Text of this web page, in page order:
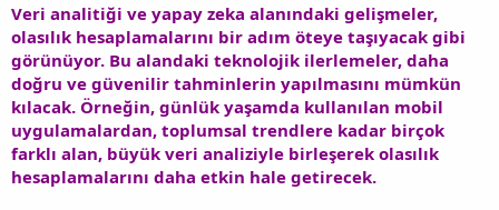
Veri analitiği ve yapay zeka alanındaki gelişmeler,
olasılık hesaplamalarını bir adım öteye taşıyacak gibi
görünüyor. Bu alandaki teknolojik ilerlemeler, daha
doğru ve güvenilir tahminlerin yapılmasını mümkün
kılacak. Örneğin, günlük yaşamda kullanılan mobil
uygulamalardan, toplumsal trendlere kadar birçok
farklı alan, büyük veri analiziyle birleşerek olasılık
hesaplamalarını daha etkin hale getirecek.